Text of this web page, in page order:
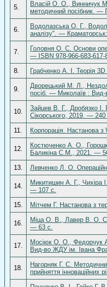
5.
Власій О. О., Винничук
методичний посібник. —
6.
Водолазська О. Г.,
аналізу". —
7.
Головня О. С. Основи
— ISBN 978-966-683-617-
8.
Грабченко А. І. Теорія
9.
Дворецький М. Л.,
посіб. — Миколаїв :
10.
Зайцев В. Г., Дробязко І.
Сікорського, 2019. —
11.
Корпорація. Настанова
12.
Костюченко А. О.,
Баликіна С.М., 2021. —
13.
Левченко Л. О.
14.
Микитишин А. Г., Чихіра
— 107 с.
15.
Мітчем Г. Настанова з
16.
Міца О. В., Лавер В. О.
— 63 с.
17.
Мосіюк О. О., Федорчук
Вид-во ЖДУ ім. Івана
18.
Нагорняк Г. С.
прийняття